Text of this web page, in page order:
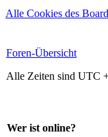
Alle Cookies des
Foren-Übersicht
Alle Zeiten sind UTC
Wer ist online?